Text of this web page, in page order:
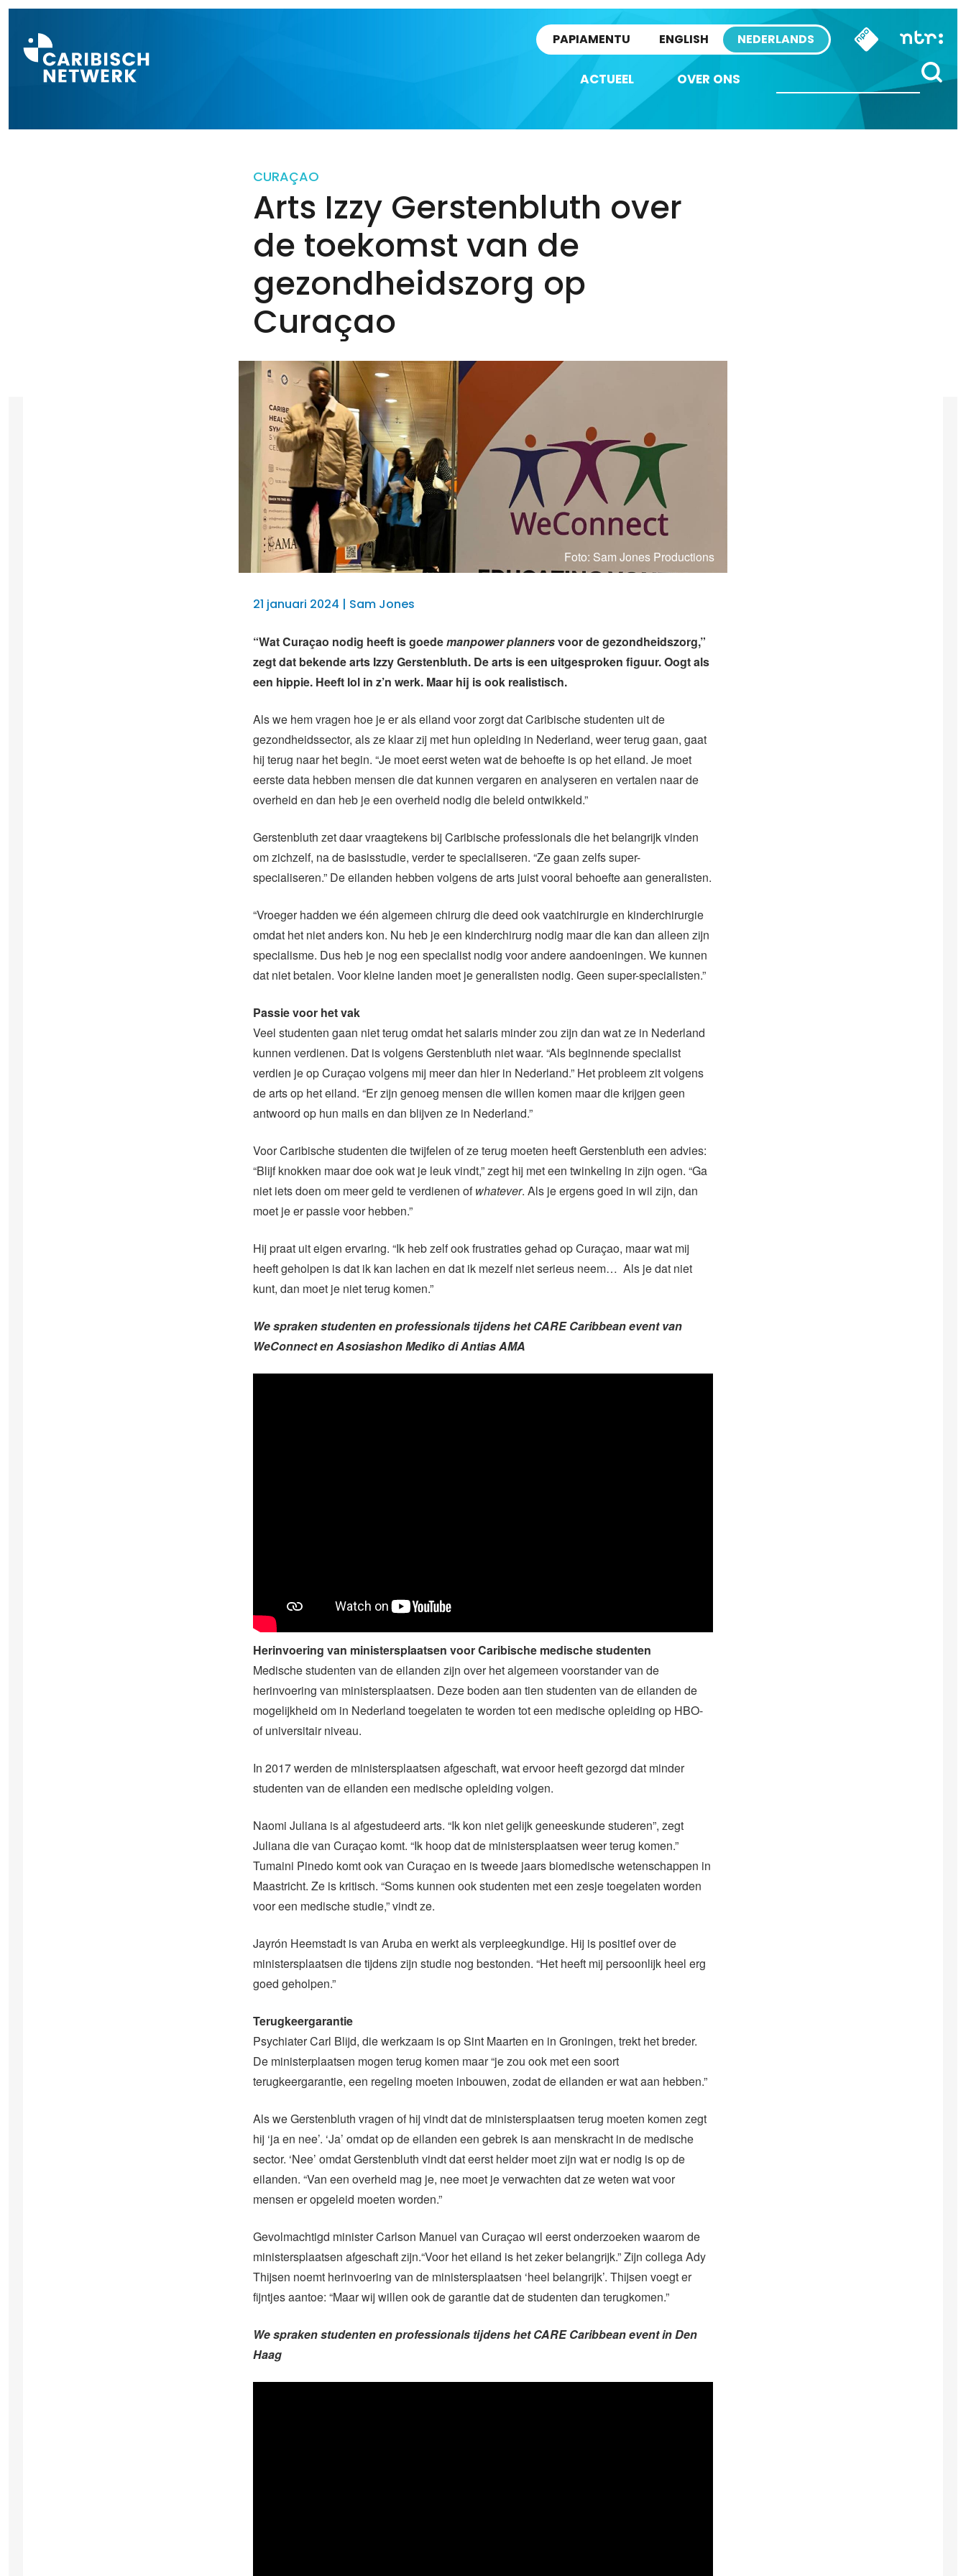
PAPIAMENTU ENGLISH NEDERLANDS
ACTUEEL OVER ONS
CURAÇAO
Arts Izzy Gerstenbluth over
de toekomst van de
gezondheidszorg op
Curaçao
Foto: Sam Jones Productions
21 januari 2024 | Sam Jones
“Wat Curaçao nodig heeft is goedemanpower plannersvoor de gezondheidszorg,”
zegt dat bekende arts Izzy Gerstenbluth. De arts is een uitgesproken figuur. Oogt als
een hippie. Heeft lol in z’n werk. Maar hij is ook realistisch.
Als we hem vragen hoe je er als eiland voor zorgt dat Caribische studenten uit de
gezondheidssector, als ze klaar zij met hun opleiding in Nederland, weer terug gaan, gaat
hij terug naar het begin. “Je moet eerst weten wat de behoefte is op het eiland. Je moet
eerste data hebben mensen die dat kunnen vergaren en analyseren en vertalen naar de
overheid en dan heb je een overheid nodig die beleid ontwikkeld.”
Gerstenbluth zet daar vraagtekens bij Caribische professionals die het belangrijk vinden
om zichzelf, na de basisstudie, verder te specialiseren. “Ze gaan zelfs super-
specialiseren.” De eilanden hebben volgens de arts juist vooral behoefte aan generalisten.
“Vroeger hadden we één algemeen chirurg die deed ook vaatchirurgie en kinderchirurgie
omdat het niet anders kon. Nu heb je een kinderchirurg nodig maar die kan dan alleen zijn
specialisme. Dus heb je nog een specialist nodig voor andere aandoeningen. We kunnen
dat niet betalen. Voor kleine landen moet je generalisten nodig. Geen super-specialisten.”
Passie voor het vak
Veel studenten gaan niet terug omdat het salaris minder zou zijn dan wat ze in Nederland
kunnen verdienen. Dat is volgens Gerstenbluth niet waar. “Als beginnende specialist
verdien je op Curaçao volgens mij meer dan hier in Nederland.” Het probleem zit volgens
de arts op het eiland. “Er zijn genoeg mensen die willen komen maar die krijgen geen
antwoord op hun mails en dan blijven ze in Nederland.”
Voor Caribische studenten die twijfelen of ze terug moeten heeft Gerstenbluth een advies:
“Blijf knokken maar doe ook wat je leuk vindt,” zegt hij met een twinkeling in zijn ogen. “Ga
niet iets doen om meer geld te verdienen ofwhatever. Als je ergens goed in wil zijn, dan
moet je er passie voor hebben.”
Hij praat uit eigen ervaring. “Ik heb zelf ook frustraties gehad op Curaçao, maar wat mij
heeft geholpen is dat ik kan lachen en dat ik mezelf niet serieus neem… Als je dat niet
kunt, dan moet je niet terug komen.”
We spraken studenten en professionals tijdens het CARE Caribbean event van
WeConnect en Asosiashon Mediko di Antias AMA
Herinvoering van ministersplaatsen voor Caribische medische studenten
Medische studenten van de eilanden zijn over het algemeen voorstander van de
herinvoering van ministersplaatsen. Deze boden aan tien studenten van de eilanden de
mogelijkheid om in Nederland toegelaten te worden tot een medische opleiding op HBO-
of universitair niveau.
In 2017 werden de ministersplaatsen afgeschaft, wat ervoor heeft gezorgd dat minder
studenten van de eilanden een medische opleiding volgen.
Naomi Juliana is al afgestudeerd arts. “Ik kon niet gelijk geneeskunde studeren”, zegt
Juliana die van Curaçao komt. “Ik hoop dat de ministersplaatsen weer terug komen.”
Tumaini Pinedo komt ook van Curaçao en is tweede jaars biomedische wetenschappen in
Maastricht. Ze is kritisch. “Soms kunnen ook studenten met een zesje toegelaten worden
voor een medische studie,” vindt ze.
Jayrón Heemstadt is van Aruba en werkt als verpleegkundige. Hij is positief over de
ministersplaatsen die tijdens zijn studie nog bestonden. “Het heeft mij persoonlijk heel erg
goed geholpen.”
Terugkeergarantie
Psychiater Carl Blijd, die werkzaam is op Sint Maarten en in Groningen, trekt het breder.
De ministerplaatsen mogen terug komen maar “je zou ook met een soort
terugkeergarantie, een regeling moeten inbouwen, zodat de eilanden er wat aan hebben.”
Als we Gerstenbluth vragen of hij vindt dat de ministersplaatsen terug moeten komen zegt
hij ‘ja en nee’. ‘Ja’ omdat op de eilanden een gebrek is aan menskracht in de medische
sector. ‘Nee’ omdat Gerstenbluth vindt dat eerst helder moet zijn wat er nodig is op de
eilanden. “Van een overheid mag je, nee moet je verwachten dat ze weten wat voor
mensen er opgeleid moeten worden.”
Gevolmachtigd minister Carlson Manuel van Curaçao wil eerst onderzoeken waarom de
ministersplaatsen afgeschaft zijn.“Voor het eiland is het zeker belangrijk.” Zijn collega Ady
Thijsen noemt herinvoering van de ministersplaatsen ‘heel belangrijk’. Thijsen voegt er
fijntjes aantoe: “Maar wij willen ook de garantie dat de studenten dan terugkomen.”
We spraken studenten en professionals tijdens het CARE Caribbean event in Den
Haag